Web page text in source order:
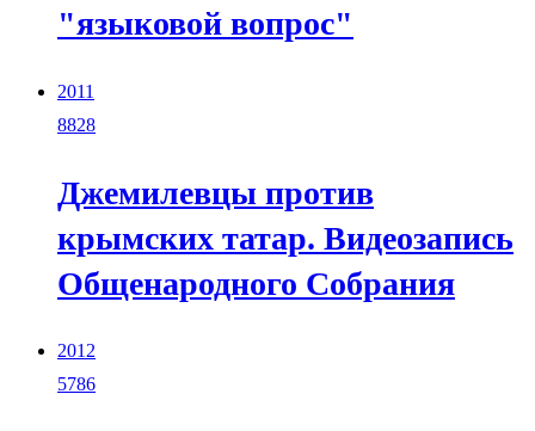
"языковой вопрос"
2011
8828
Джемилевцы против
крымских татар. Видеозапись
Общенародного Собрания
2012
5786